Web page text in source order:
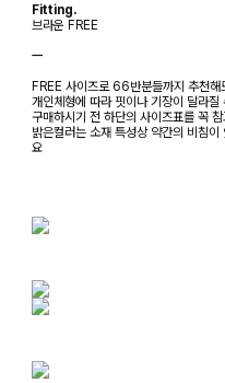
Fitting.
브라운 FREE
ㅡ
FREE 사이즈로 66반분들까지 추천해
개인체형에 따라 핏이나 기장이 달라질
구매하시기 전 하단의 사이즈표를 꼭
밝은컬러는 소재 특성상 약간의 비침
요